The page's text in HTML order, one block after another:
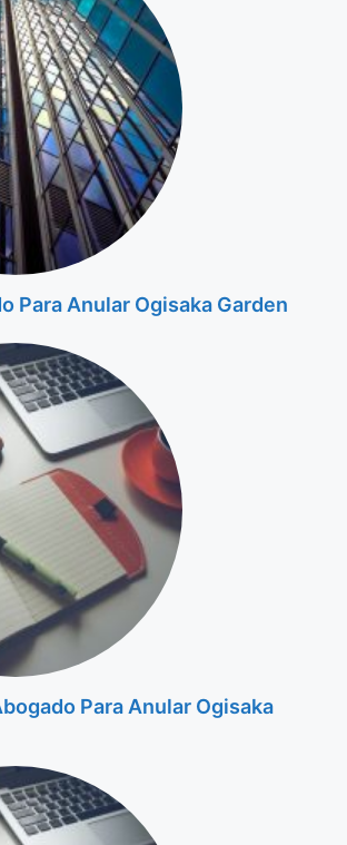
Para Anular Ogisaka Garden
Para Anular Ogisaka